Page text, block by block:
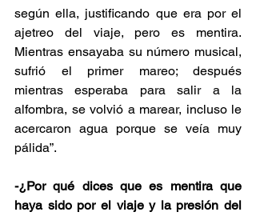
según ella, justificando que era por el
ajetreo del viaje, pero es mentira.
Mientras ensayaba su número musical,
sufrió el primer mareo; después
mientras esperaba para salir a la
alfombra, se volvió a marear, incluso le
acercaron agua porque se veía muy
pálida”.
-¿Por qué dices que es mentira que
haya sido por el viaje y la presión del